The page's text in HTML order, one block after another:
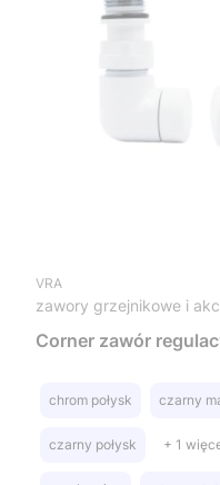
VRA
zawory grzejnikowe i
Corner zawór
chrom połysk czarny
czarny połysk + 1